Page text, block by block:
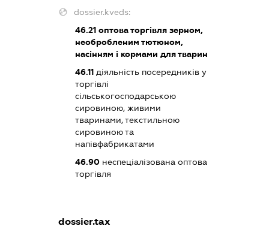
dossier.kveds:
46.21 оптова торгівля зерном,
необробленим тютюном,
насінням і кормами для тварин
46.11 діяльність посередників у
торгівлі
сільськогосподарською
сировиною, живими
тваринами, текстильною
сировиною та
напівфабрикатами
46.90 неспеціалізована оптова
торгівля
dossier.tax